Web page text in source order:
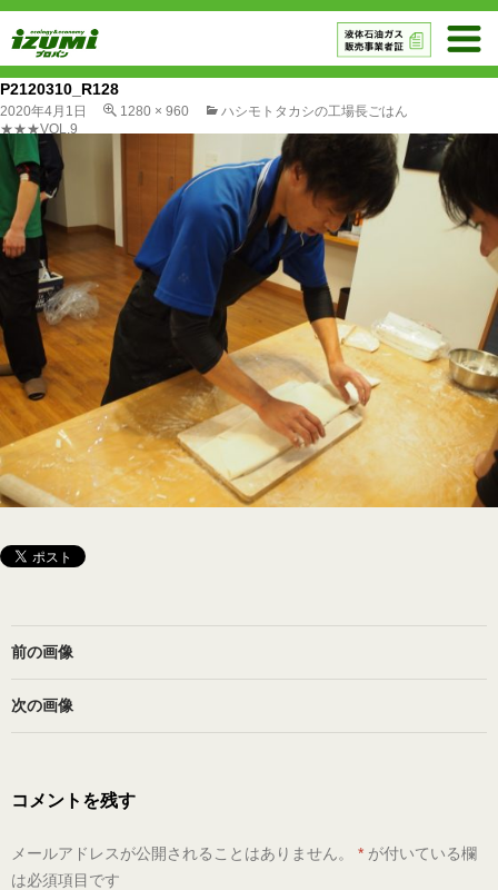
P2120310_R128
2020年4月1日 1280 × 960
ハシモトタカシの工場長ごはん
★★★VOL.9
前の画像
次の画像
コメントを残す
メールアドレスが公開されることはありません。 * が付いている欄
は必須項目です